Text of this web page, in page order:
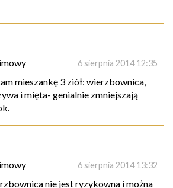
6 sierpnia 2014 12:35
mieszankę 3 ziół: wierzbownica,
i mięta- genialnie zmniejszają
6 sierpnia 2014 13:32
nie jest ryzykowna i można